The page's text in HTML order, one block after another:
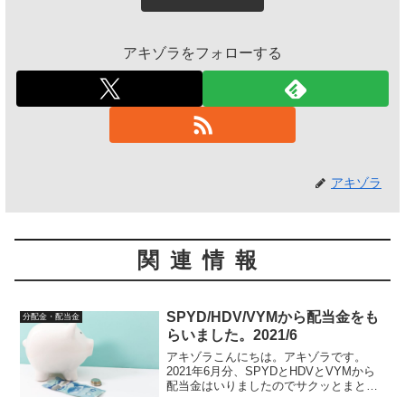
アキゾラをフォローする
アキゾラ
関連情報
分配金・配当金
SPYD/HDV/VYMから配当金をも
らいました。2021/6
アキゾラこんにちは。アキゾラです。
2021年6月分、SPYDとHDVとVYMから
配当金はいりましたのでサクッとまとめ